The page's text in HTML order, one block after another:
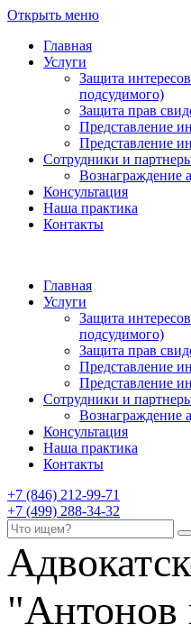
Открыть меню
Главная
Услуги
Защита
подсудимого)
Защита прав
Представление
Представление
Сотрудники и
Вознаграждение
Консультация
Наша практика
Контакты
Главная
Услуги
Защита
подсудимого)
Защита прав
Представление
Представление
Сотрудники и
Вознаграждение
Консультация
Наша практика
Контакты
+7 (846) 212-99-71
+7 (499) 288-34-32
"Антонов